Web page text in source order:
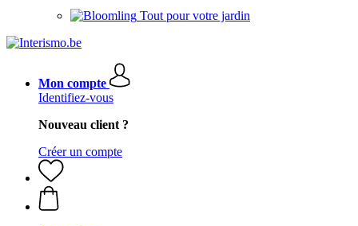
Tout pour votre jardin
Mon compte
Identifiez-vous
Nouveau client ?
Créer un compte